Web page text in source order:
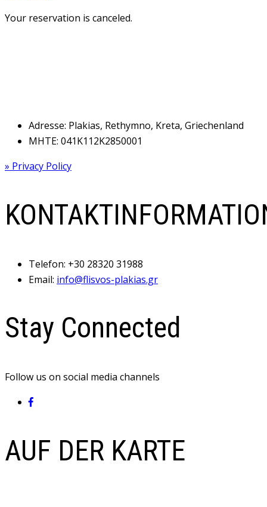
Your reservation is canceled.
Adresse: Plakias, Rethymno, Kreta, Griechenland
MHTE: 041Κ112Κ2850001
» Privacy Policy
Telefon: +30 28320 31988
Email: info@flisvos-plakias.gr
Stay Connected
Follow us on social media channels
AUF DER KARTE